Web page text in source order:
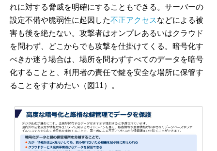
れに対する脅威を明確にすることもできる。サーバーの
設定不備や脆弱性に起因した不正アクセスなどによる被
害も後を絶たない。攻撃者はオンプレあるいはクラウド
を問わず、どこからでも攻撃を仕掛けてくる。暗号化す
べきか迷う場合は、場所を問わずすべてのデータを暗号
化することと、利用者の責任で鍵を安全な場所に保管す
ることをすすめたい（図11）。